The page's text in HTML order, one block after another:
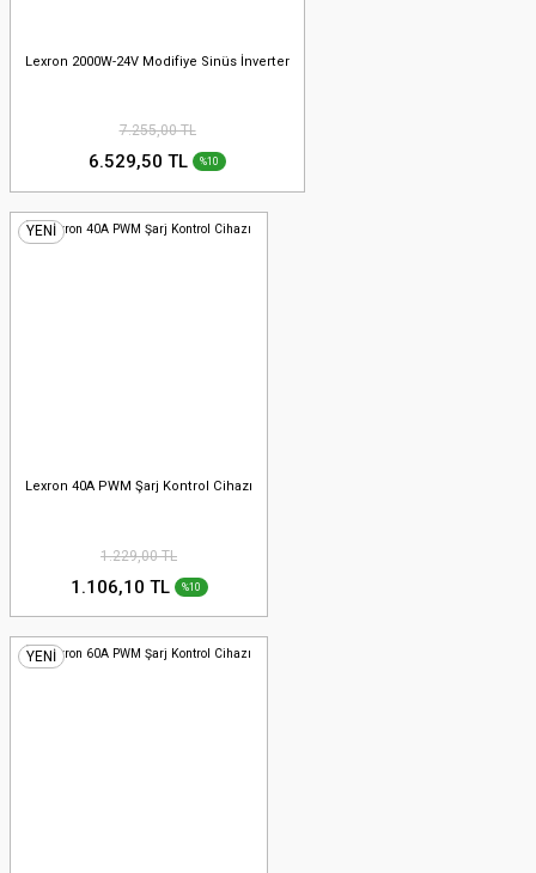
Lexron 2000W-24V Modifiye Sinüs İnverter
7.255,00 TL
6.529,50 TL %10
YENİ
Lexron 40A PWM Şarj Kontrol Cihazı
1.229,00 TL
1.106,10 TL %10
YENİ